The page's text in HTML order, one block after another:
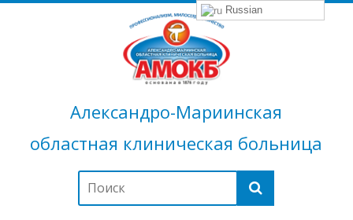
Александро-Мариинская
областная клиническая больница
Russian